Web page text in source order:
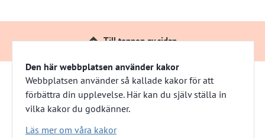
Den här webbplatsen använder kakor
Webbplatsen använder så kallade kakor för att
förbättra din upplevelse. Här kan du själv ställa in
vilka kakor du godkänner.
Läs mer om våra kakor
Till toppen av sidan
Härnösandshus